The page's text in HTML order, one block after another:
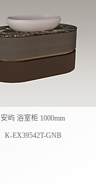
安屿 浴室柜 1000mm
K-EX39542T-GNB